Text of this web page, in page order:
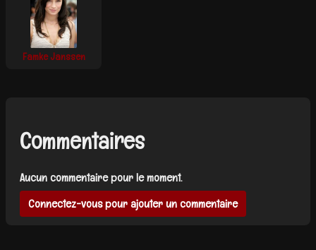
Famke Janssen
Commentaires
Aucun commentaire pour le moment.
Connectez-vous pour ajouter un commentaire